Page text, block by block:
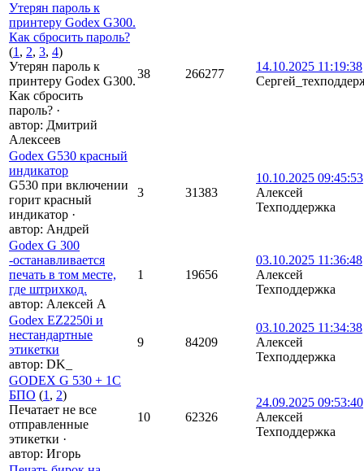
Утерян пароль к
принтеру Godex G300.
Как сбросить пароль?
(1 , 2, 3, 4)
Утерян пароль к
принтеру Godex G300.
Как сбросить
пароль? ·
автор: Дмитрий
Алексеев
38 266277
14.10.2025 11:19:38
Godex G530 красный
индикатор
G530 при включении
горит красный
индикатор ·
автор: Андрей
3 31383
10.10.2025 09:45:53
Алексей
Техподдержка
Godex G 300
-останавливается
печать в том месте,
где штрихкод.
автор: Алексей А
1 19656
03.10.2025 11:36:48
Алексей
Техподдержка
Godex EZ2250i и
нестандартные
этикетки
автор: DK_
9 84209
03.10.2025 11:34:38
Алексей
Техподдержка
GODEX G 530 + 1С
БПО (1 , 2)
Печатает не все
отправленные
этикетки ·
автор: Игорь
10 62326
24.09.2025 09:53:40
Алексей
Техподдержка